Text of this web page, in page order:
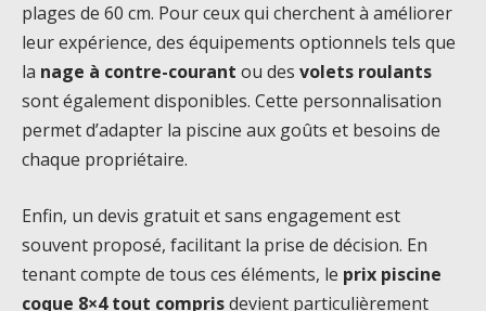
plages de 60 cm. Pour ceux qui cherchent à améliorer
leur expérience, des équipements optionnels tels que
la nage à contre-courant ou des volets roulants
sont également disponibles. Cette personnalisation
permet d’adapter la piscine aux goûts et besoins de
chaque propriétaire.
Enfin, un devis gratuit et sans engagement est
souvent proposé, facilitant la prise de décision. En
tenant compte de tous ces éléments, le prix piscine
coque 8×4 tout comprisdevient particulièrement